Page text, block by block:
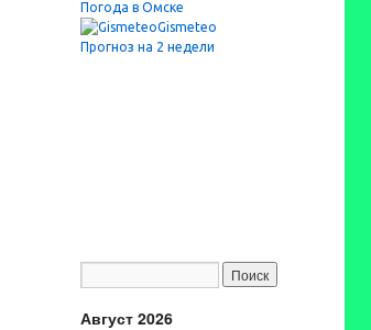
Погода в Омске
Gismeteo
Прогноз на 2 недели
Август 2026